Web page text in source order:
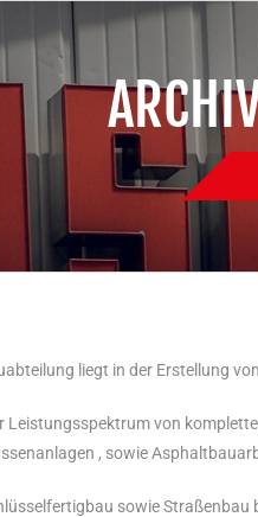
liegt in der Erstellung
von
, sowie
sowie